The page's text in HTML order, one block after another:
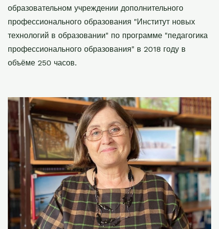
образовательном учреждении дополнительного
профессионального образования "Институт новых
технологий в образовании" по программе "педагогика
профессионального образования" в 2018 году в
объёме 250 часов.